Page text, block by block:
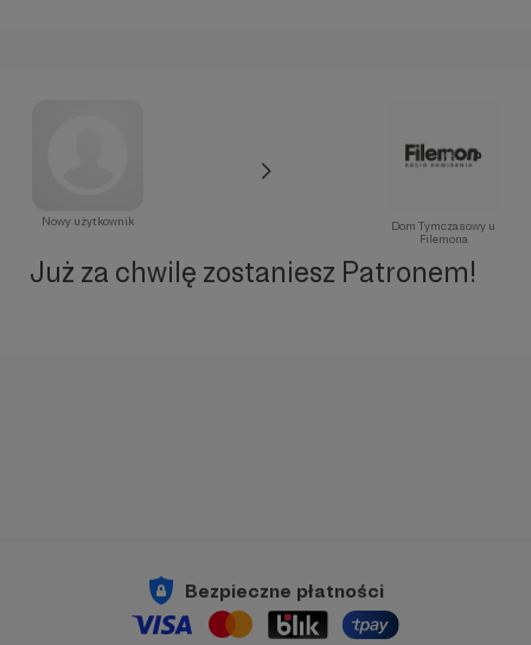
Nowy użytkownik
Dom Tymczasowy u
Filemona
Już za chwilę zostaniesz Patronem!
Bezpieczne płatności